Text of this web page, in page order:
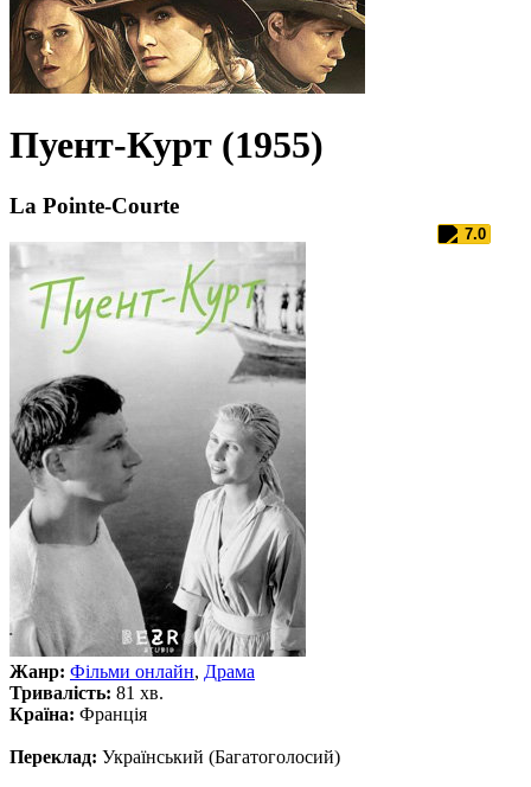
Пуент-Курт (1955)
La Pointe-Courte
7.0
Жанр: Фільми онлайн, Драма
Тривалість: 81 хв.
Країна: Франція
Переклад: Український (Багатоголосий)